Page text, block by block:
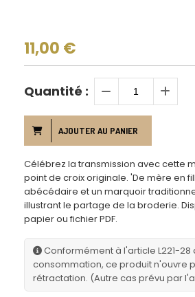
11,00 €
Quantité :
AJOUTER AU PANIER
Célébrez la transmission avec cette
point de croix originale. 'De mère en
abécédaire et un marquoir
illustrant le partage de la broderie.
papier ou fichier PDF.
Conformément à l'article L221-28
consommation, ce produit n'ouvre
rétractation. (Autre cas prévu par